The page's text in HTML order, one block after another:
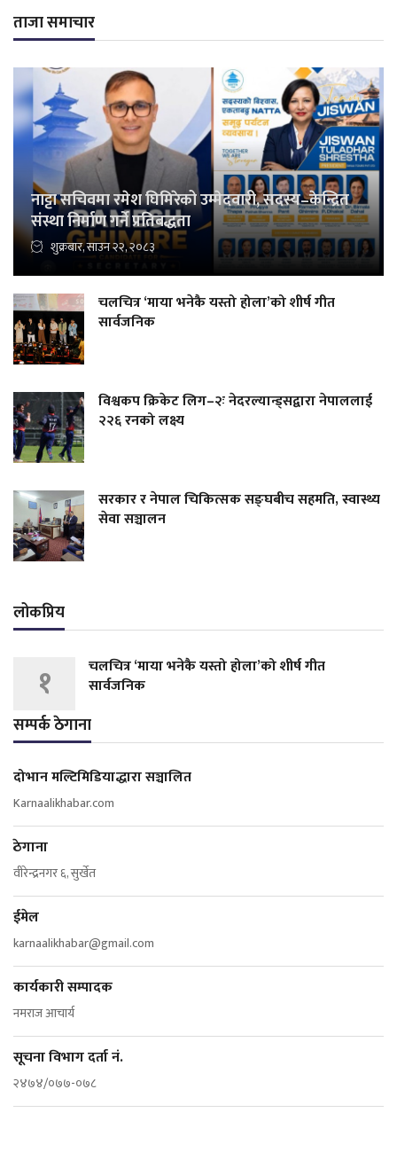
ताजा समाचार
नाट्टा सचिवमा रमेश घिमिरेको उम्मेदवारी, सदस्य–केन्द्रित
संस्था निर्माण गर्ने प्रतिबद्धता
शुक्रबार, साउन २२, २०८३
चलचित्र ‘माया भनेकै यस्तो होला’को शीर्ष गीत
सार्वजनिक
विश्वकप क्रिकेट लिग–२ः नेदरल्यान्ड्सद्वारा नेपाललाई
२२६ रनको लक्ष्य
सरकार र नेपाल चिकित्सक सङ्घबीच सहमति, स्वास्थ्य
सेवा सञ्चालन
लोकप्रिय
१
चलचित्र ‘माया भनेकै यस्तो होला’को शीर्ष गीत
सार्वजनिक
सम्पर्क ठेगाना
दोभान मल्टिमिडियाद्धारा सञ्चालित
Karnaalikhabar.com
ठेगाना
वीरेन्द्रनगर ६, सुर्खेत
ईमेल
karnaalikhabar@gmail.com
कार्यकारी सम्पादक
नमराज आचार्य
सूचना विभाग दर्ता नं.
२४७४/०७७-०७८